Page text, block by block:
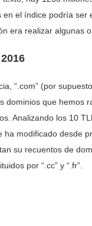
el índice podría
era realizar algunas
“.com” (por
dominios que hemos
Analizando los 10
ha modificado desde
su recuentos de
por “.cc” y “.fr”.